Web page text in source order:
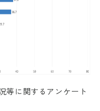
等に関するアンケート